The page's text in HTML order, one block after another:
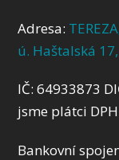
Adresa:
ú. Haštalská
IČ:64933873
jsme plátci
Bankovní